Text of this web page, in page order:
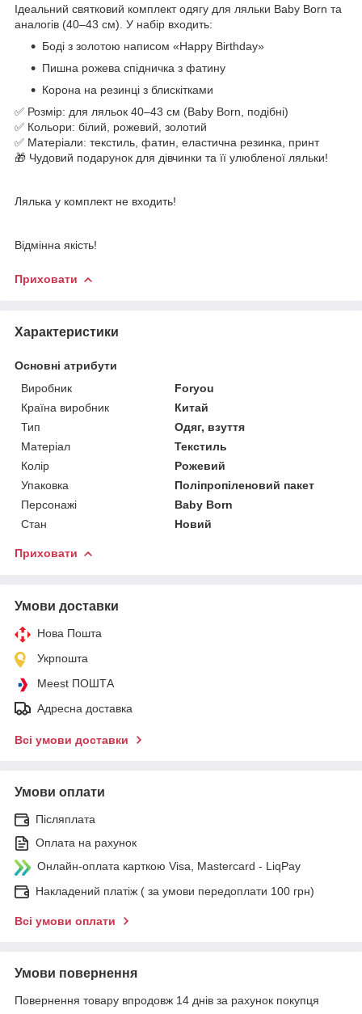
Ідеальний святковий комплект одягу для ляльки Baby Born та
аналогів (40–43 см). У набір входить:
Боді з золотою написом «Happy Birthday»
Пишна рожева спідничка з фатину
Корона на резинці з блискітками
✅ Розмір: для ляльок 40–43 см (Baby Born, подібні)
✅ Кольори: білий, рожевий, золотий
✅ Матеріали: текстиль, фатин, еластична резинка, принт
🎁 Чудовий подарунок для дівчинки та її улюбленої ляльки!
Лялька у комплект не входить!
Відмінна якість!
Приховати
Характеристики
Основні атрибути
Виробник
Foryou
Країна виробник
Китай
Тип
Одяг, взуття
Матеріал
Текстиль
Колір
Рожевий
Упаковка
Поліпропіленовий пакет
Персонажі
Baby Born
Стан
Новий
Приховати
Умови доставки
Нова Пошта
Укрпошта
Meest ПОШТА
Адресна доставка
Всі умови доставки
Умови оплати
Післяплата
Оплата на рахунок
Онлайн-оплата карткою Visa, Mastercard - LiqPay
Накладений платіж ( за умови передоплати 100 грн)
Всі умови оплати
Умови повернення
Повернення товару впродовж 14 днів за рахунок покупця